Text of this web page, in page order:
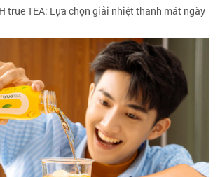
true TEA: Lựa chọn giải nhiệt thanh mát ngày